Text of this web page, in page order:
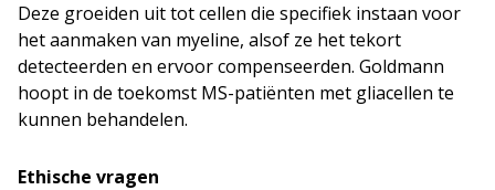
Deze groeiden uit tot cellen die specifiek instaan voor
het aanmaken van myeline, alsof ze het tekort
detecteerden en ervoor compenseerden. Goldmann
hoopt in de toekomst MS-patiënten met gliacellen te
kunnen behandelen.
Ethische vragen